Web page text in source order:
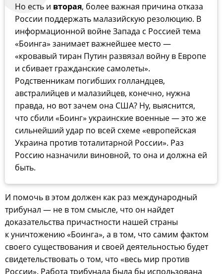
Но есть и вторая, более важная причина отказа
России поддержать малазийскую резолюцию. В
информационной войне Запада с Россией тема
«Боинга» занимает важнейшее место —
«кровавый тиран Путин развязал войну в Европе
и сбивает гражданские самолеты».
Родственникам погибших голландцев,
австралийцев и малазийцев, конечно, нужна
правда, но вот зачем она США? Ну, выяснится,
что сбили «Боинг» украинские военные — это же
сильнейший удар по всей схеме «европейская
Украина против тоталитарной России». Раз
Россию назначили виновной, то она и должна ей
быть.
И помочь в этом должен как раз международный
трибунал — не в том смысле, что он найдет
доказательства причастности нашей страны
к уничтожению «Боинга», а в том, что самим фактом
своего существования и своей деятельностью будет
свидетельствовать о том, что «весь мир против
России». Работа трибунала была бы использована